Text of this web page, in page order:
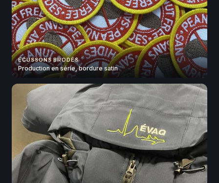
ÉCUSSONS BRODÉS
Production en série, bordure satin